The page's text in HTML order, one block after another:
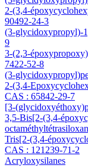
2-(3,4-
90492-24-3
(3-glycidoxypropyl)-
9
3-(2,3-
7422-52-8
(3-
2-(3,4-
CAS : 65842-29-7
[3-
3,5-Bis[2-(3,4-
Tris[2-(3,4-
CAS : 121239-71-2
Acryloxysilanes